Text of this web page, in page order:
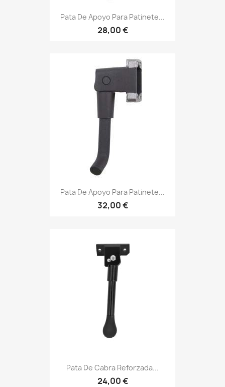
Pata De Apoyo Para Patinete...
28,00 €
Pata De Apoyo Para Patinete...
32,00 €
Pata De Cabra Reforzada...
24,00 €